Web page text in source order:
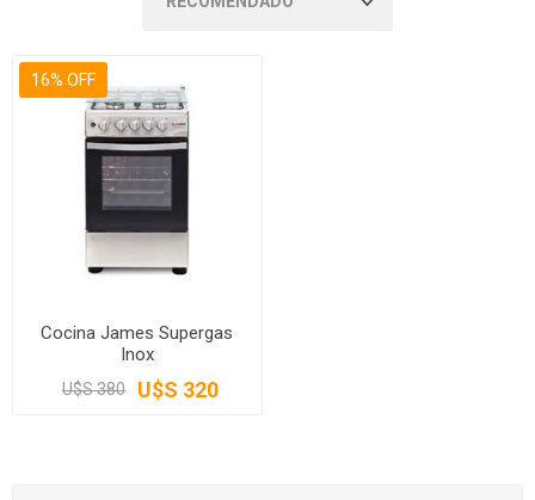
16% OFF
Cocina James Supergas
Inox
U$S 380 U$S 320